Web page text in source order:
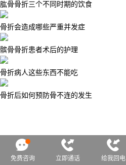
肱骨骨折三个不同时期的饮食
骨折会造成哪些严重并发症
髌骨骨折患者术后的护理
骨折病人这些东西不能吃
骨折后如何预防骨不连的发生
免费咨询 立即通话 给我回电